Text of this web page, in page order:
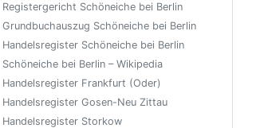
Registergericht Schöneiche bei Berlin
Grundbuchauszug Schöneiche bei Berlin
Handelsregister Schöneiche bei Berlin
Schöneiche bei Berlin – Wikipedia
Handelsregister Frankfurt (Oder)
Handelsregister Gosen-Neu Zittau
Handelsregister Storkow